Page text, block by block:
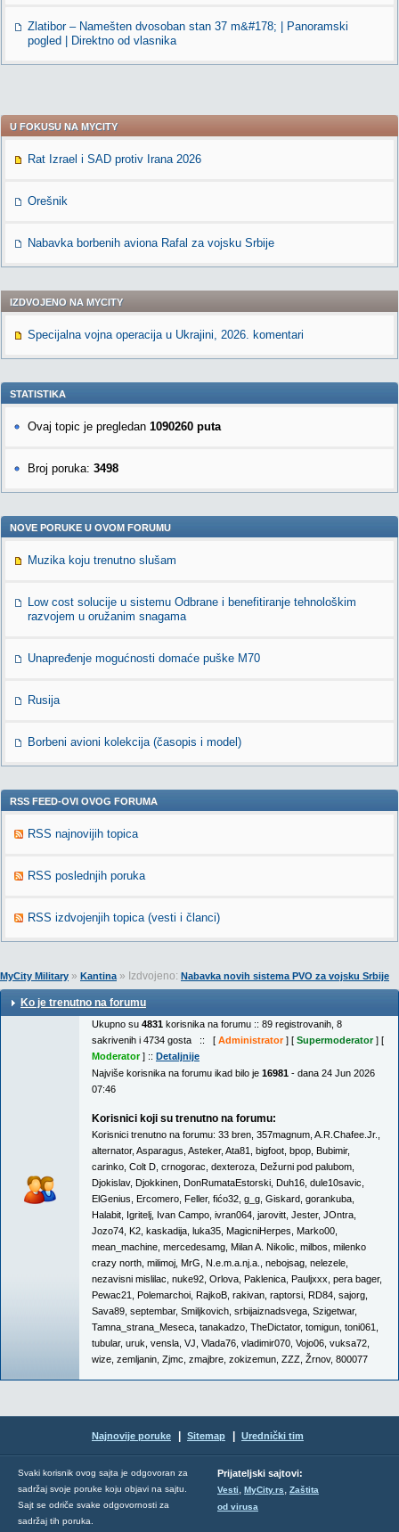
Zlatibor – Namešten dvosoban stan 37 m&#178; | Panoramski
pogled | Direktno od vlasnika
U FOKUSU NA MYCITY
Rat Izrael i SAD protiv Irana 2026
Orešnik
Nabavka borbenih aviona Rafal za vojsku Srbije
IZDVOJENO NA MYCITY
Specijalna vojna operacija u Ukrajini, 2026. komentari
STATISTIKA
Ovaj topic je pregledan 1090260 puta
Broj poruka: 3498
NOVE PORUKE U OVOM FORUMU
Muzika koju trenutno slušam
Low cost solucije u sistemu Odbrane i benefitiranje tehnološkim
razvojem u oružanim snagama
Unapređenje mogućnosti domaće puške M70
Rusija
Borbeni avioni kolekcija (časopis i model)
RSS FEED-OVI OVOG FORUMA
RSS najnovijih topica
RSS poslednjih poruka
RSS izdvojenjih topica (vesti i članci)
MyCity Military » Kantina» Izdvojeno: Nabavka novih sistema PVO za vojsku Srbije
Ko je trenutno na forumu
Ukupno su 4831 korisnika na forumu :: 89 registrovanih, 8
sakrivenih i 4734 gosta :: [ Administrator] [ Supermoderator] [
Moderator] :: Detaljnije
Najviše korisnika na forumu ikad bilo je 16981 - dana 24 Jun 2026
07:46
Korisnici koji su trenutno na forumu:
Korisnici trenutno na forumu: 33 bren 357magnum A.R.Chafee.Jr.
alternator, Asparagus Asteker, Ata81 bigfoot bpop Bubimir,
carinko Colt D crnogorac dexteroza Dežurni pod palubom
Djokislav, Djokkinen DonRumataEstorski Duh16 dule10savic
ElGenius Ercomero Feller, fićo32 g_g Giskard gorankuba
Halabit Igritelj Ivan Campo ivran064 jarovitt Jester, JOntra
Jozo74 K2 kaskadija luka35 MagicniHerpes Marko00
mean_machine mercedesamg Milan A. Nikolic milbos milenko
crazy north milimoj MrG N.e.m.a.nj.a. nebojsag nelezele
nezavisni mislilac nuke92 Orlova Paklenica Pauljxxx pera bager,
Pewac21
Polemarchoi RajkoB rakivan raptorsi RD84 sajorg
Sava89 septembar, Smiljkovich srbijaiznadsvega Szigetwar,
Tamna_strana_Meseca tanakadzo TheDictator, tomigun toni061
tubular, uruk vensla VJ Vlada76 vladimir070 Vojo06 vuksa72
wize zemljanin Zjmc zmajbre zokizemun ZZZ Žrnov, 800077
Najnovije poruke Sitemap Urednički tim
Svaki korisnik ovog sajta je odgovoran za
sadržaj svoje poruke koju objavi na sajtu.
Sajt se odriče svake odgovornosti za
sadržaj tih poruka.
Prijateljski sajtovi:
Vesti, MyCity.rs, Zaštita
od virusa